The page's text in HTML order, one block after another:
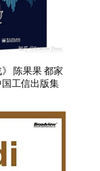
陈果果 都家
工信出版集